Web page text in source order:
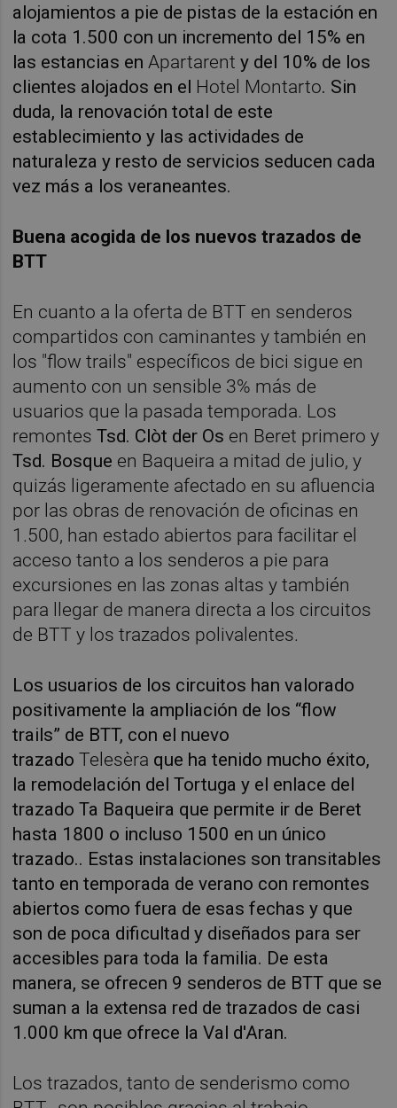
alojamientos a pie de pistas de la estación en
la cota 1.500 con un incremento del 15% en
las estancias en Apartarent y del 10% de los
clientes alojados en el Hotel Montarto. Sin
duda, la renovación total de este
establecimiento y las actividades de
naturaleza y resto de servicios seducen cada
vez más a los veraneantes.
Buena acogida de los nuevos trazados de
BTT
En cuanto a la oferta de BTT en senderos
compartidos con caminantes y también en
los "flow trails" específicos de bici sigue en
aumento con un sensible 3% más de
usuarios que la pasada temporada. Los
remontesTsd. Clòt der Os en Beret primero y
Tsd. Bosque en Baqueira a mitad de julio, y
quizás ligeramente afectado en su afluencia
por las obras de renovación de oficinas en
1.500, han estado abiertos para facilitar el
acceso tanto a los senderos a pie para
excursiones en las zonas altas y también
para llegar de manera directa a los circuitos
de BTT y los trazados polivalentes.
Los usuarios de los circuitos han valorado
positivamente la ampliación de los “flow
trails” de BTT, con el nuevo
trazadoTelesèra que ha tenido mucho éxito,
la remodelación del Tortuga y el enlace del
trazado Ta Baqueira que permite ir de Beret
hasta 1800 o incluso 1500 en un único
trazado.. Estas instalaciones son transitables
tanto en temporada de verano con remontes
abiertos como fuera de esas fechas y que
son de poca dificultad y diseñados para ser
accesibles para toda la familia. De esta
manera, se ofrecen 9 senderos de BTT que se
suman a la extensa red de trazados de casi
1.000 km que ofrece la Val d'Aran.
Los trazados, tanto de senderismo como